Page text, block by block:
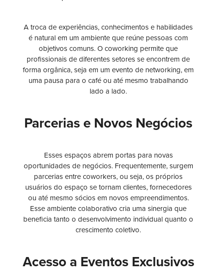
A troca de experiências, conhecimentos e habilidades
é natural em um ambiente que reúne pessoas com
objetivos comuns. O coworking permite que
profissionais de diferentes setores se encontrem de
forma orgânica, seja em um evento de networking, em
uma pausa para o café ou até mesmo trabalhando
lado a lado.
Parcerias e Novos Negócios
Esses espaços abrem portas para novas
oportunidades de negócios. Frequentemente, surgem
parcerias entre coworkers, ou seja, os próprios
usuários do espaço se tornam clientes, fornecedores
ou até mesmo sócios em novos empreendimentos.
Esse ambiente colaborativo cria uma sinergia que
beneficia tanto o desenvolvimento individual quanto o
crescimento coletivo.
Acesso a Eventos Exclusivos